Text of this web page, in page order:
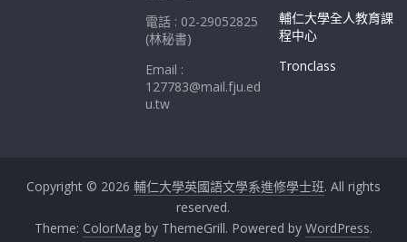
電話 : 02-29052825
(林秘書)
Email :
127783@mail.fju.ed
u.tw
輔仁大學全人教育課
程中心
Tronclass
Copyright © 2026 輔仁大學英國語文學系進修學士班. All rights
reserved.
Theme: ColorMagby ThemeGrill. Powered by WordPress.